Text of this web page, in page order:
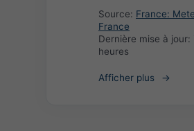
Source: France:
France
Dernière mise à jour:
heures
Afficher plus